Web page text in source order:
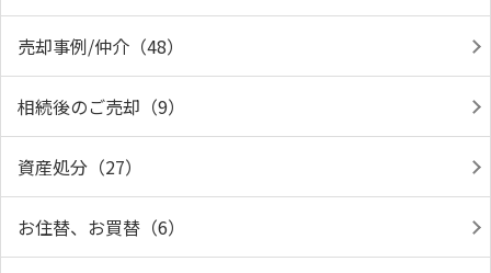
売却事例/仲介（48）
相続後のご売却（9）
資産処分（27）
お住替、お買替（6）